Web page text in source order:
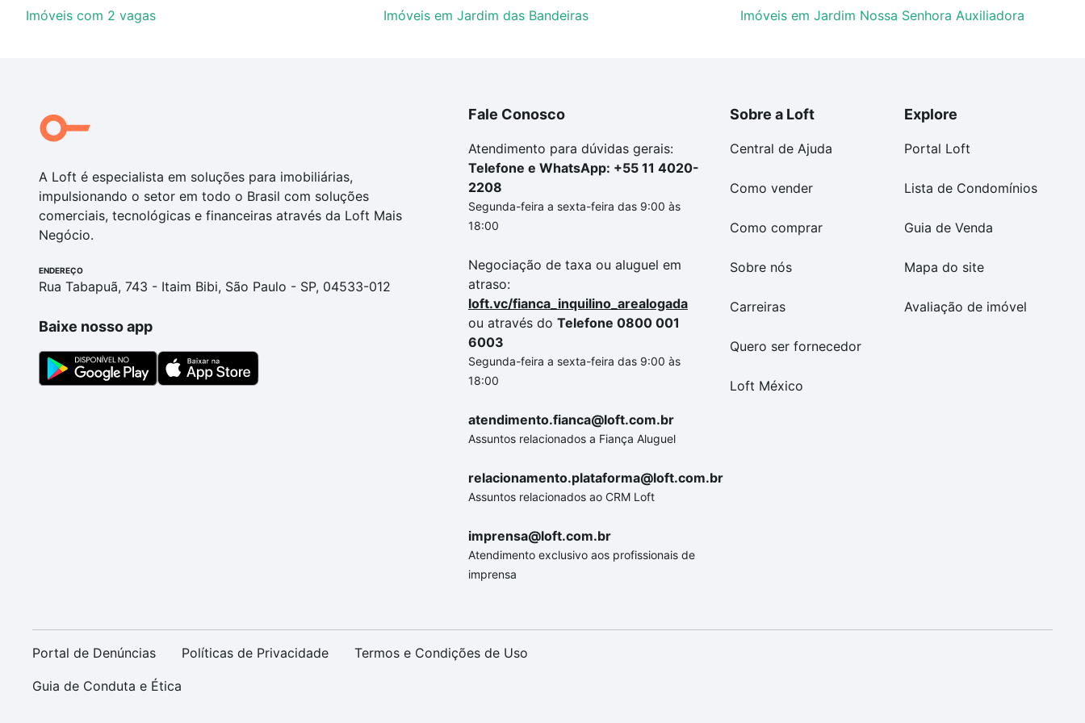
Imóveis com 2 vagas
Imóveis em Jardim das Bandeiras
Imóveis em Jardim Nossa Senhora Auxiliadora
A Loft é especialista em soluções para imobiliárias,
impulsionando o setor em todo o Brasil com soluções
comerciais, tecnológicas e financeiras através da Loft Mais
Negócio.
ENDEREÇO
Rua Tabapuã, 743 - Itaim Bibi, São Paulo - SP, 04533-012
Baixe nosso app
Fale Conosco
Atendimento para dúvidas gerais:
Telefone e WhatsApp: +55 11 4020-
2208
Segunda-feira a sexta-feira das 9:00 às
18:00
Negociação de taxa ou aluguel em
atraso:
loft.vc/fianca_inquilino_arealogada
ou através do Telefone 0800 001
6003
Segunda-feira a sexta-feira das 9:00 às
18:00
atendimento.fianca@loft.com.br
Assuntos relacionados a Fiança Aluguel
relacionamento.plataforma@loft.com.br
Assuntos relacionados ao CRM Loft
imprensa@loft.com.br
Atendimento exclusivo aos profissionais de
imprensa
Sobre a Loft
Central de Ajuda
Como vender
Como comprar
Sobre nós
Carreiras
Quero ser fornecedor
Loft México
Explore
Portal Loft
Lista de Condomínios
Guia de Venda
Mapa do site
Avaliação de imóvel
Portal de Denúncias Políticas de Privacidade Termos e Condições de Uso
Guia de Conduta e Ética